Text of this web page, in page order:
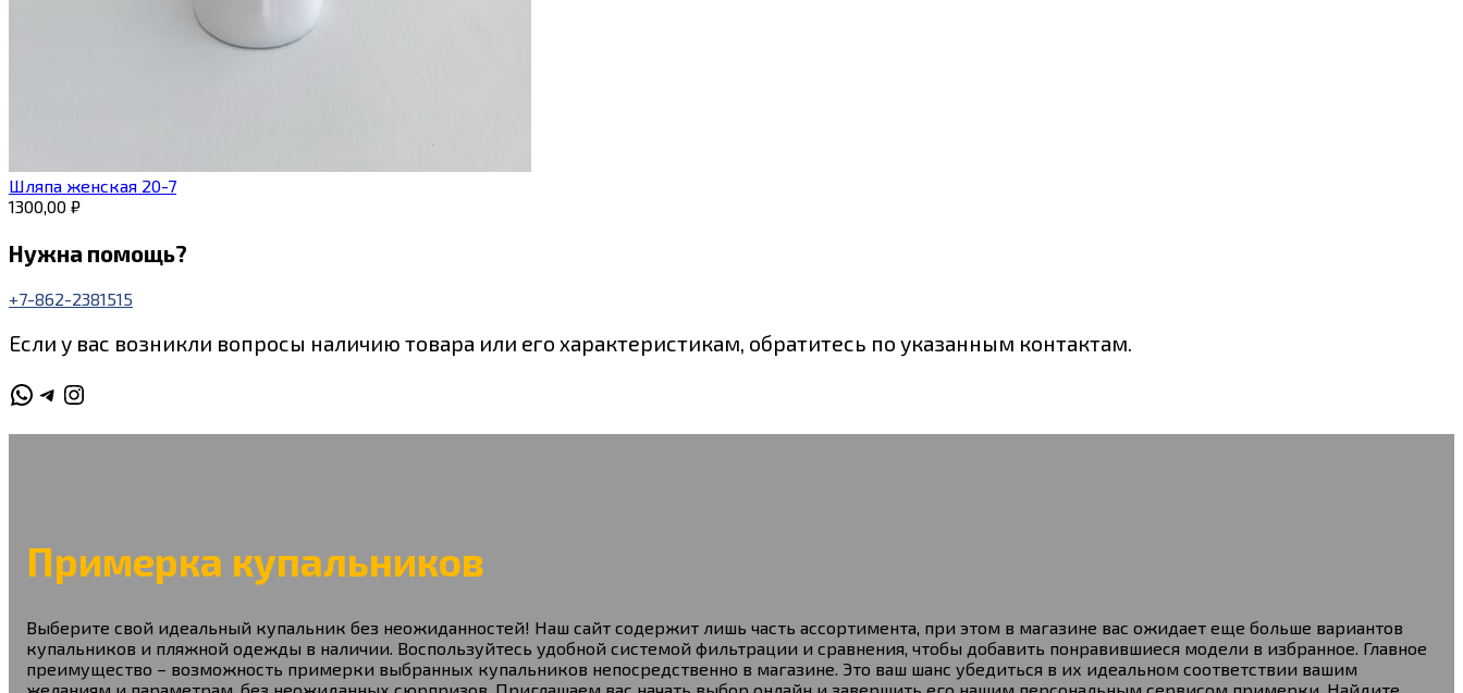
Шляпа женская 20-7
1300,00 ₽
Нужна помощь?
+7-862-2381515
Если у вас возникли вопросы наличию товара или его характеристикам, обратитесь по указанным контактам.
WhatsApp Telegram Instagram
Примерка купальников
Выберите свой идеальный купальник без неожиданностей! Наш сайт содержит лишь часть ассортимента, при этом в магазине вас ожидает еще больше вариантов
купальников и пляжной одежды в наличии. Воспользуйтесь удобной системой фильтрации и сравнения, чтобы добавить понравившиеся модели в избранное. Главное
преимущество – возможность примерки выбранных купальников непосредственно в магазине. Это ваш шанс убедиться в их идеальном соответствии вашим